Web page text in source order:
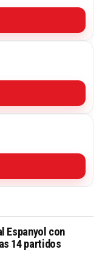
Espanyol con
14 partidos